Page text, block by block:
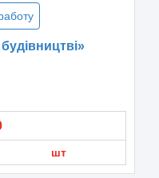
шт